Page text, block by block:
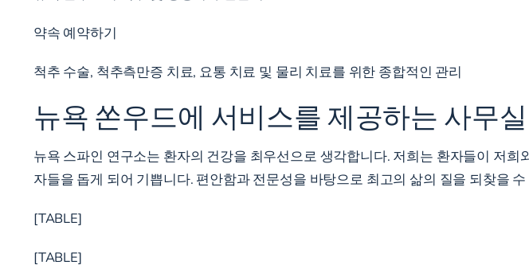
약속 예약하기
척추 수술, 척추측만증 치료, 요통 치료 및 물리 치료를 위한 종합적인 관리
뉴욕 쏜우드에 서비스를 제공하는 사무실
뉴욕 스파인 연구소는 환자의 건강을 최우선으로 생각합니다. 저희는 환자들이 저
자들을 돕게 되어 기쁩니다. 편안함과 전문성을 바탕으로 최고의 삶의 질을 되찾을
[TABLE]
[TABLE]